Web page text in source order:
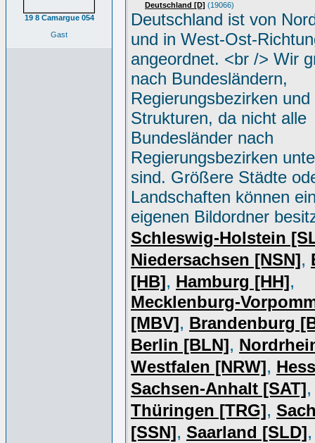
19 8 Camargue 054
Gast
Deutschland [D] (19066)
Deutschland ist von
und in West-Ost-
angeordnet. <br /> Wir
nach Bundesländern,
Regierungsbezirken
Strukturen, da nicht alle
Bundesländer nach
Regierungsbezirken
sind. Größere Städte
Landschaften können
eigenen Bildordner
Schleswig-Holstein
Niedersachsen [NSN],
[HB], Hamburg [HH],
Mecklenburg-
[MBV], Brandenburg
Berlin [BLN],
Westfalen [NRW],
Sachsen-Anhalt [SAT],
Thüringen [TRG],
[SSN], Saarland [SLD],